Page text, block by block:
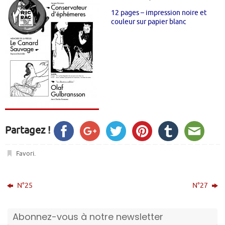
12 pages – impression noire et
couleur sur papier blanc
Partagez !
Favori.
N°25 N°27
Abonnez-vous à notre newsletter